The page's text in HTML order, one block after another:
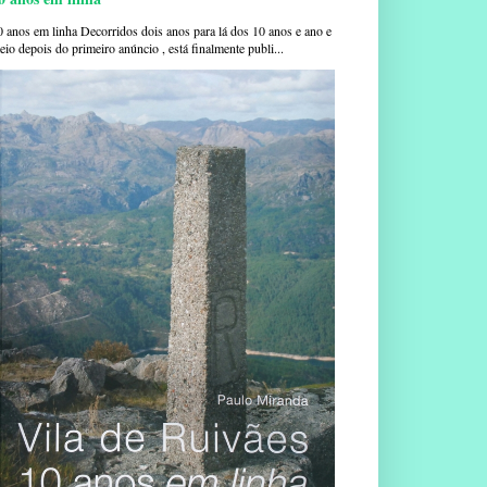
anos em linha Decorridos dois anos para lá dos 10 anos e ano e
depois do primeiro anúncio , está finalmente publi...